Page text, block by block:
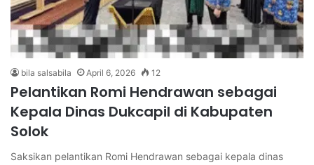
bila salsabila April 6, 2026 12
Pelantikan Romi Hendrawan sebagai
Kepala Dinas Dukcapil di Kabupaten
Solok
Saksikan pelantikan Romi Hendrawan sebagai kepala dinas